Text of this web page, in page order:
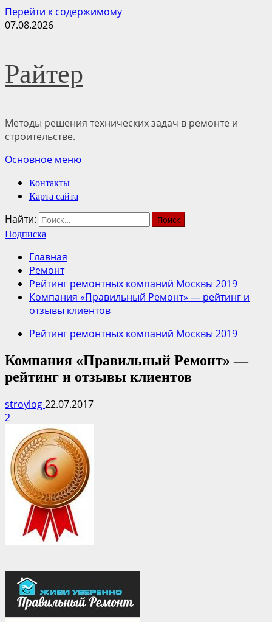
Перейти к содержимому
07.08.2026
Райтер
Методы решения технических задач в ремонте и
строительстве.
Основное меню
Контакты
Карта сайта
Найти:
Подписка
Главная
Ремонт
Рейтинг ремонтных компаний Москвы 2019
Компания «Правильный Ремонт» — рейтинг и
отзывы клиентов
Рейтинг ремонтных компаний Москвы 2019
Компания «Правильный Ремонт» —
рейтинг и отзывы клиентов
stroylog22.07.2017
2